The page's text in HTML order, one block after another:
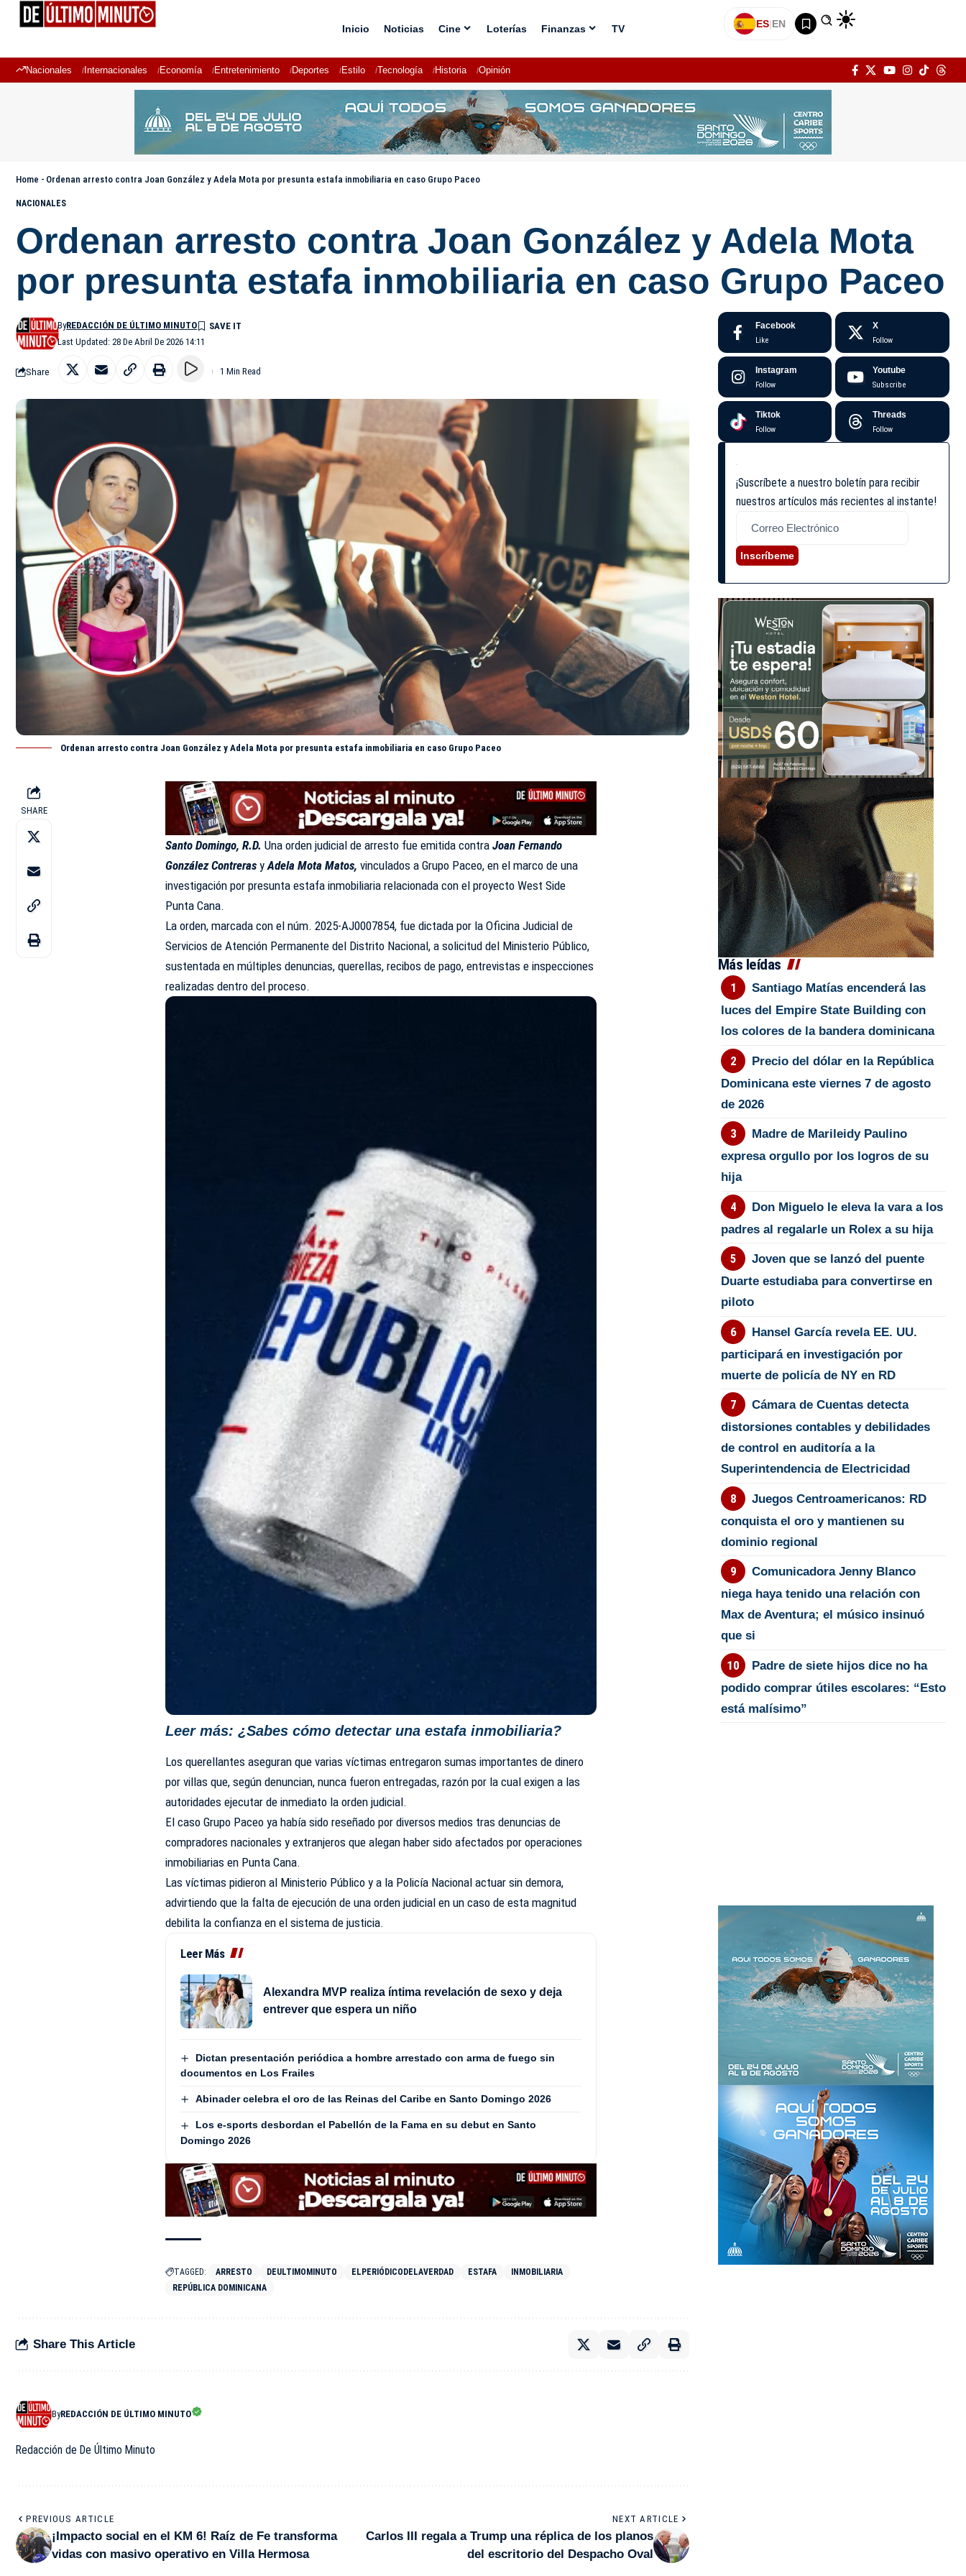
Inicio Noticias Cine Loterías Finanzas TV ES|EN
Nacionales Internacionales Economía Entretenimiento Deportes Estilo Tecnología Historia Opinión
Home - Ordenan arresto contra Joan González y Adela Mota por presunta estafa inmobiliaria en caso Grupo Paceo
NACIONALES
Ordenan arresto contra Joan González y Adela Mota
por presunta estafa inmobiliaria en caso Grupo Paceo
Last Updated: 28 De Abril De 2026 14:11
ByREDACCIÓN DE ÚLTIMO MINUTO
Share 1 Min Read
Ordenan arresto contra Joan González y Adela Mota por presunta estafa inmobiliaria en caso Grupo Paceo
SHARE
Santo Domingo, R.D. Una orden judicial de arresto fue emitida contraJoan Fernando
González ContrerasyAdela Mota Matos,vinculados a Grupo Paceo, en el marco de una
investigación por presunta estafa inmobiliaria relacionada con el proyecto West Side
Punta Cana.
La orden, marcada con el núm. 2025-AJ0007854, fue dictada por la Oficina Judicial de
Servicios de Atención Permanente del Distrito Nacional, a solicitud del Ministerio Público,
sustentada en múltiples denuncias, querellas, recibos de pago, entrevistas e inspecciones
realizadas dentro del proceso.
Leer más:¿Sabes cómo detectar una estafa inmobiliaria?
Los querellantes aseguran que varias víctimas entregaron sumas importantes de dinero
por villas que, según denuncian, nunca fueron entregadas, razón por la cual exigen a las
autoridades ejecutar de inmediato la orden judicial.
El caso Grupo Paceo ya había sido reseñado por diversos medios tras denuncias de
compradores nacionales y extranjeros que alegan haber sido afectados por operaciones
inmobiliarias en Punta Cana.
Las víctimas pidieron al Ministerio Público y a la Policía Nacional actuar sin demora,
advirtiendo que la falta de ejecución de una orden judicial en un caso de esta magnitud
debilita la confianza en el sistema de justicia.
Leer Más
Alexandra MVP realiza íntima revelación de sexo y deja
entrever que espera un niño
Dictan presentación periódica a hombre arrestado con arma de fuego sin
documentos en Los Frailes
Abinader celebra el oro de las Reinas del Caribe en Santo Domingo 2026
Los e-sports desbordan el Pabellón de la Fama en su debut en Santo
Domingo 2026
TAGGED: ARRESTO DEULTIMOMINUTO ELPERIÓDICODELAVERDAD ESTAFA
INMOBILIARIA
REPÚBLICA DOMINICANA
Share This Article
ByREDACCIÓN DE ÚLTIMO MINUTO
Redacción de De Último Minuto
PREVIOUS ARTICLE
¡Impacto social en el KM 6! Raíz de Fe transforma
vidas con masivo operativo en Villa Hermosa
NEXT ARTICLE
Carlos III regala a Trump una réplica de los planos
del escritorio del Despacho Oval
Facebook
Like
X
Follow
Instagram
Follow
Youtube
Subscribe
Tiktok
Follow
Threads
Follow
¡Suscríbete a nuestro boletín para recibir
nuestros artículos más recientes al instante!
Inscríbeme
Más leídas
Santiago Matías encenderá las
luces del Empire State Building con
los colores de la bandera dominicana
Precio del dólar en la República
Dominicana este viernes 7 de agosto
de 2026
Madre de Marileidy Paulino
expresa orgullo por los logros de su
hija
Don Miguelo le eleva la vara a los
padres al regalarle un Rolex a su hija
Joven que se lanzó del puente
Duarte estudiaba para convertirse en
piloto
Hansel García revela EE. UU.
participará en investigación por
muerte de policía de NY en RD
Cámara de Cuentas detecta
distorsiones contables y debilidades
de control en auditoría a la
Superintendencia de Electricidad
Juegos Centroamericanos: RD
conquista el oro y mantienen su
dominio regional
Comunicadora Jenny Blanco
niega haya tenido una relación con
Max de Aventura; el músico insinuó
que si
Padre de siete hijos dice no ha
podido comprar útiles escolares: “Esto
está malísimo”